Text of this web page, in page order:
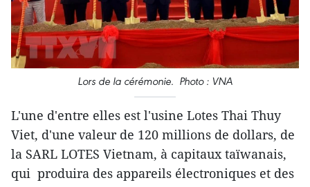
Lors de la cérémonie. Photo : VNA
L'une d'entre elles est l'usine Lotes Thai Thuy
Viet, d'une valeur de 120 millions de dollars, de
la SARL LOTES Vietnam, à capitaux taïwanais,
qui produira des appareils électroniques et des